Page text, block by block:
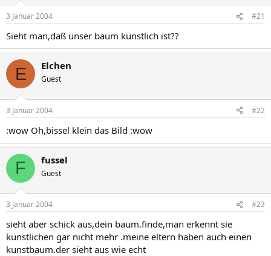
3 Januar 2004 #21
Sieht man,daß unser baum künstlich ist??
E Elchen
Guest
3 Januar 2004 #22
:wow Oh,bissel klein das Bild :wow
F fussel
Guest
3 Januar 2004 #23
sieht aber schick aus,dein baum.finde,man erkennt sie
künstlichen gar nicht mehr .meine eltern haben auch einen
kunstbaum.der sieht aus wie echt